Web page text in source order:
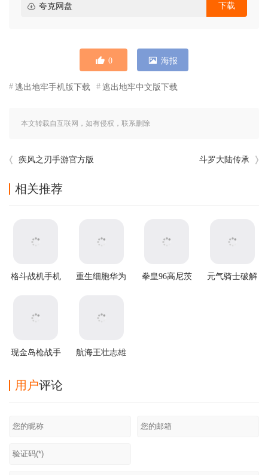
夸克网盘 下载
0 海报
逃出地牢手机版下载 逃出地牢中文版下载
本文转载自互联网，如有侵权，联系删除
疾风之刃手游官方版 斗罗大陆传承
相关推荐
格斗战机手机
重生细胞华为
拳皇96高尼茨
元气骑士破解
现金岛枪战手
航海王壮志雄
用户评论